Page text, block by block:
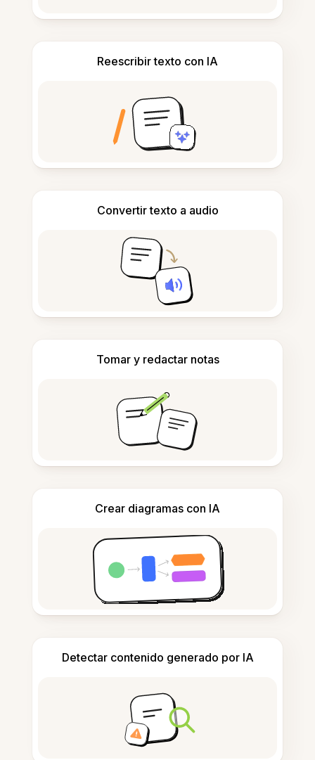
Reescribir texto con IA
Convertir texto a audio
Tomar y redactar notas
Crear diagramas con IA
Detectar contenido generado por IA